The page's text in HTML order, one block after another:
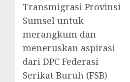
Transmigrasi Provinsi
Sumsel untuk
merangkum dan
meneruskan aspirasi
dari DPC Federasi
Serikat Buruh (FSB)